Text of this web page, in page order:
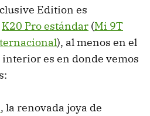
Edition es
K20 Pro estándar (Mi 9T
), al menos en el
es en donde vemos
, la renovada joya de